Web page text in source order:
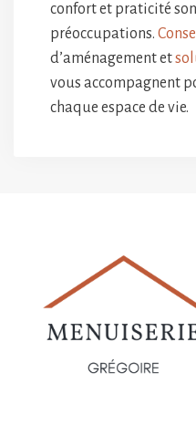
confort et praticité
préoccupations.
d’aménagement et
vous accompagnent
chaque espace de vie.